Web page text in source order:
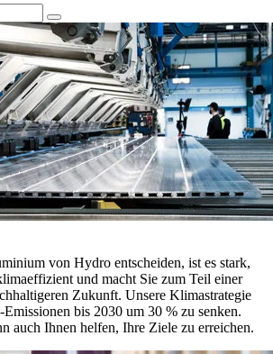
von Hydro entscheiden, ist es stark,
und macht Sie zum Teil einer
Zukunft. Unsere Klimastrategie
bis 2030 um 30 % zu senken.
auch Ihnen helfen, Ihre Ziele zu erreichen.